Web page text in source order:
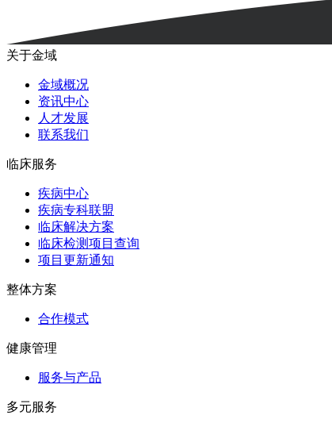
关于金域
金域概况
资讯中心
人才发展
联系我们
临床服务
疾病中心
疾病专科联盟
临床解决方案
临床检测项目查询
项目更新通知
整体方案
合作模式
健康管理
服务与产品
多元服务